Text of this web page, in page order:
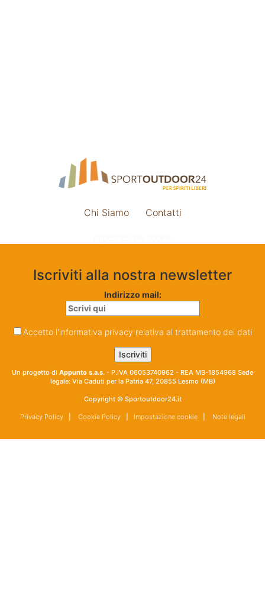
Chi Siamo Contatti
Iscriviti alla nostra newsletter
Indirizzo mail:
Accetto l'informativa privacy relativa al trattamento dei dati
Un progetto di Appunto s.a.s. - P.IVA 06053740962 - REA MB-1854968 Sede
legale: Via Caduti per la Patria 47, 20855 Lesmo (MB)
Copyright © Sportoutdoor24.it
Privacy Policy| Cookie Policy| Impostazione cookie| Note legali